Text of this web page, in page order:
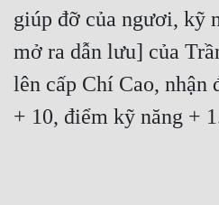
giúp đỡ của ngươi, kỹ
mở ra dẫn lưu] của
lên cấp Chí Cao, nhận
+ 10, điểm kỹ năng +